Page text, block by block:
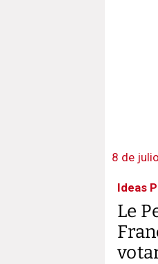
8 de
Ideas
Le